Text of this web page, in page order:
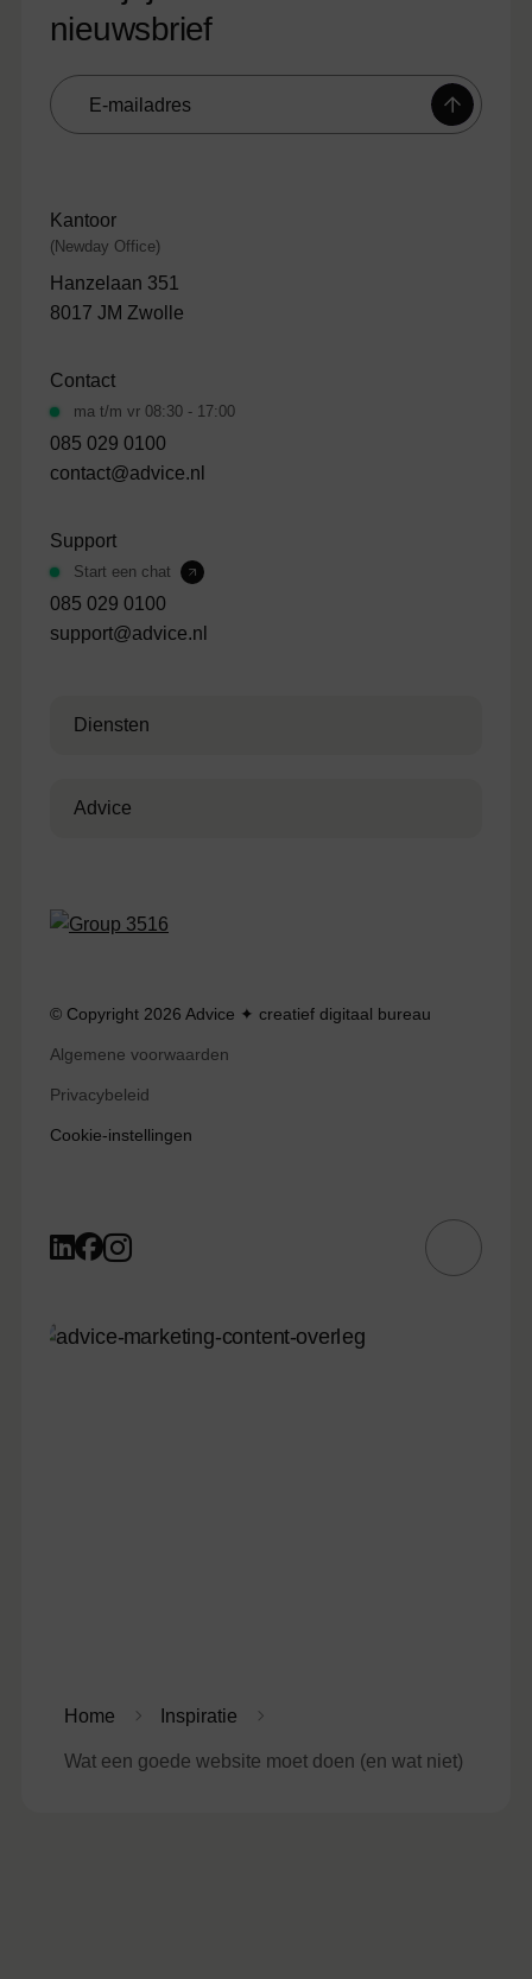
nieuwsbrief
E-
mailadres
Kantoor
(Newday Office)
Hanzelaan 351
8017 JM Zwolle
Contact
ma t/m vr 08:30 - 17:00
085 029 0100
contact@advice.nl
Support
Start een chat
085 029 0100
support@advice.nl
Diensten
Advice
© Copyright 2026 Advice ✦ creatief digitaal bureau
Algemene voorwaarden
Privacybeleid
Cookie-instellingen
Home Inspiratie
Wat een goede website moet doen (en wat niet)